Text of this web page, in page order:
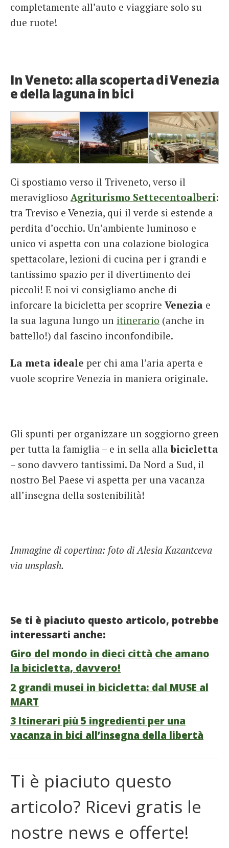
completamente all’auto e viaggiare solo su
due ruote!
In Veneto: alla scoperta di Venezia
e della laguna in bici
Ci spostiamo verso il Triveneto, verso il
meraviglioso Agriturismo Settecentoalberi:
tra Treviso e Venezia, qui il verde si estende a
perdita d’occhio. Un’ambiente luminoso e
unico vi aspetta con una colazione biologica
spettacolare, lezioni di cucina per i grandi e
tantissimo spazio per il divertimento dei
piccoli! E noi vi consigliamo anche di
inforcare la bicicletta per scoprire Venezia e
la sua laguna lungo un itinerario (anche in
battello!) dal fascino inconfondibile.
La meta ideale per chi ama l’aria aperta e
vuole scoprire Venezia in maniera originale.
Gli spunti per organizzare un soggiorno green
per tutta la famiglia – e in sella allabicicletta
– sono davvero tantissimi. Da Nord a Sud, il
nostro Bel Paese vi aspetta per una vacanza
all’insegna della sostenibilità!
Immagine di copertina: foto di Alesia Kazantceva
via unsplash.
Se ti è piaciuto questo articolo, potrebbe
interessarti anche:
Giro del mondo in dieci città che amano
la bicicletta, davvero!
2 grandi musei in bicicletta: dal MUSE al
MART
3 Itinerari più 5 ingredienti per una
vacanza in bici all’insegna della libertà
Ti è piaciuto questo
articolo? Ricevi gratis le
nostre news e offerte!